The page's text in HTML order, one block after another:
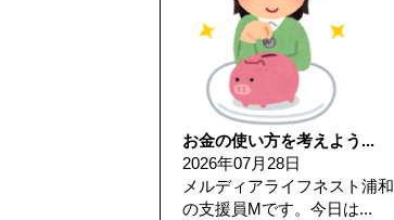
お金の使い方を考えよう...
2026年07月28日
メルディアライフネスト浦和
の支援員Mです。今日は...